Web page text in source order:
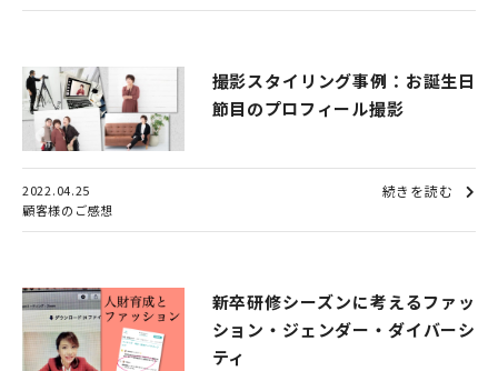
撮影スタイリング事例：お誕生日
節目のプロフィール撮影
2022.04.25
顧客様のご感想
続きを読む
新卒研修シーズンに考えるファッ
ション・ジェンダー・ダイバーシ
ティ